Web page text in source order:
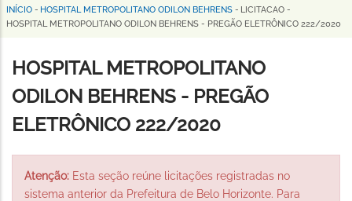
Horizonte
Trilha
navegação
INÍCIO - HOSPITAL METROPOLITANO ODILON BEHRENS - LICITACAO -
HOSPITAL METROPOLITANO ODILON BEHRENS - PREGÃO ELETRÔNICO 222/2020
HOSPITAL METROPOLITANO
ODILON BEHRENS - PREGÃO
ELETRÔNICO 222/2020
Atenção: Esta seção reúne licitações registradas no
sistema anterior da Prefeitura de Belo Horizonte. Para